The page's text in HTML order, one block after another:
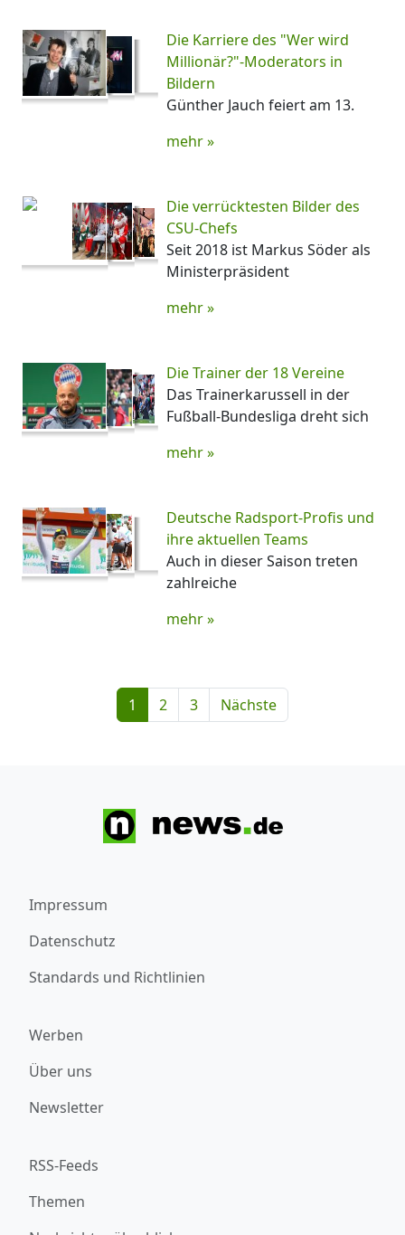
Die Karriere des "Wer wird
Millionär?"-Moderators in
Bildern
Günther Jauch feiert am 13.
mehr »
Die verrücktesten Bilder des
CSU-Chefs
Seit 2018 ist Markus Söder als
Ministerpräsident
mehr »
Die Trainer der 18 Vereine
Das Trainerkarussell in der
Fußball-Bundesliga dreht sich
mehr »
Deutsche Radsport-Profis und
ihre aktuellen Teams
Auch in dieser Saison treten
zahlreiche
mehr »
1 2 3 Nächste
Impressum
Datenschutz
Standards und Richtlinien
Werben
Über uns
Newsletter
RSS-Feeds
Themen